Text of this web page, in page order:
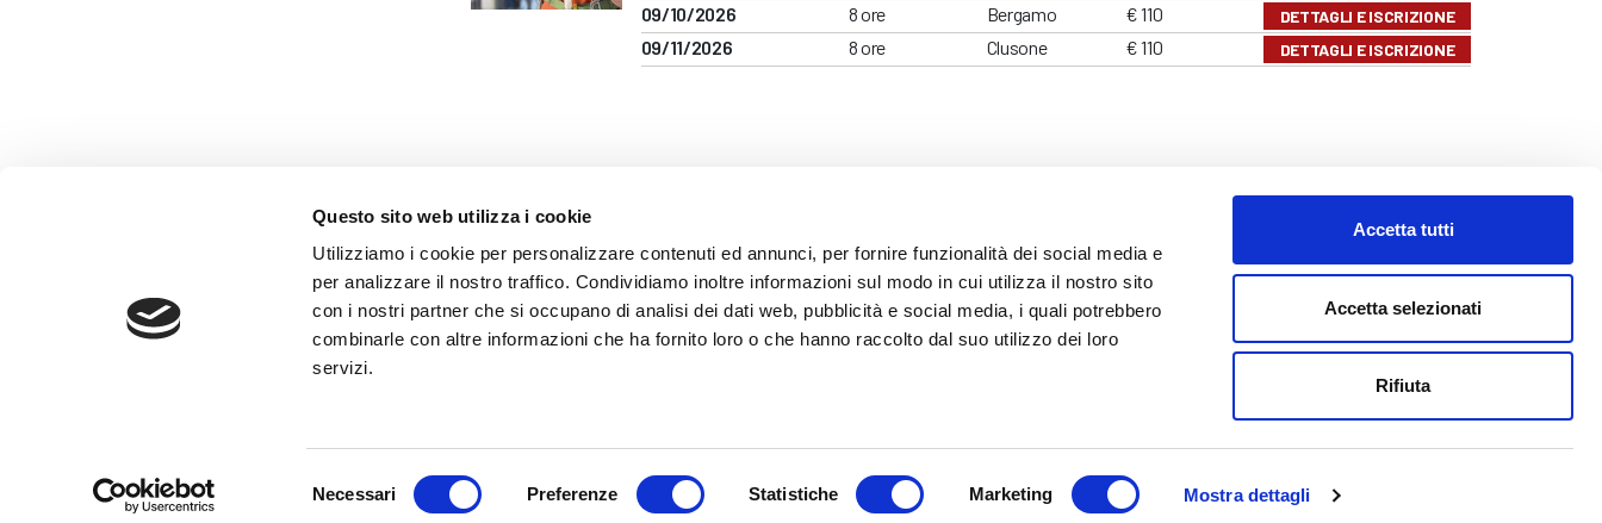
Questo sito web utilizza i cookie
Utilizziamo i cookie per personalizzare contenuti ed annunci, per fornire funzionalità dei social media e
per analizzare il nostro traffico. Condividiamo inoltre informazioni sul modo in cui utilizza il nostro sito
con i nostri partner che si occupano di analisi dei dati web, pubblicità e social media, i quali potrebbero
combinarle con altre informazioni che ha fornito loro o che hanno raccolto dal suo utilizzo dei loro
servizi.
Necessari Preferenze Statistiche Marketing Mostra dettagli
Accetta tutti
Accetta selezionati
Rifiuta
09/10/2026 8 ore Bergamo € 110 DETTAGLI E ISCRIZIONE
09/11/2026 8 ore Clusone € 110 DETTAGLI E ISCRIZIONE
WHISTLEBLOWING
ABF Azienda Bergamasca Formazione
C.F. e P. IVA 03240540165 - Tel. (035) 3693711 - via Monte Gleno, 2 - I - 24125 Bergamo (BG) - Email: info@abf.eu